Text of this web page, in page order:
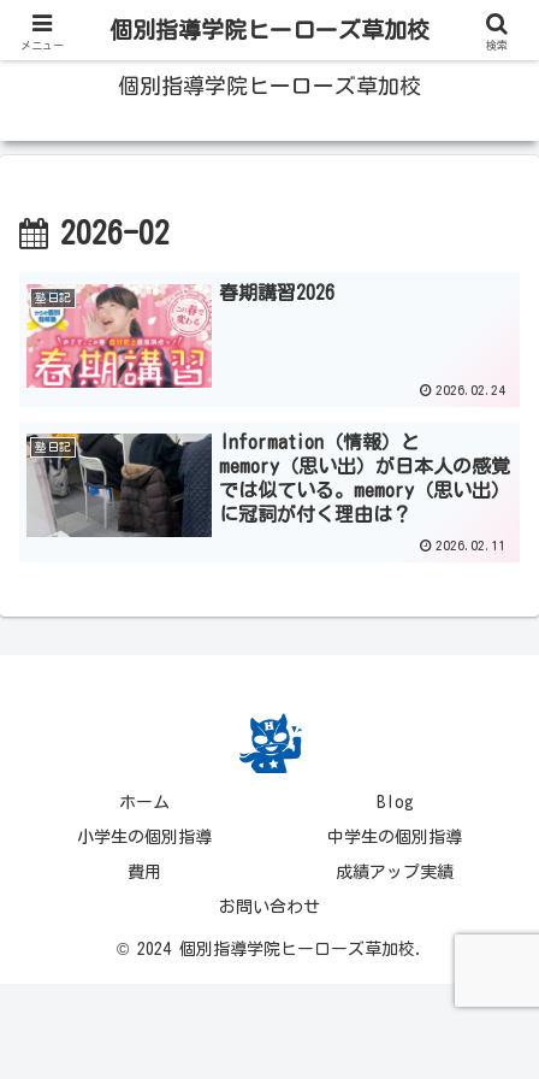
100人いたら100人の成績をあげる草加の個別指導塾
個別指導学院ヒーローズ草加校
2026-02
塾日記 春期講習2026
2026.02.24
塾日記
Information（情報）と
memory（思い出）が日本人の感覚
では似ている。memory（思い出）
に冠詞が付く理由は？
2026.02.11
ホーム Blog
小学生の個別指導 中学生の個別指導
費用 成績アップ実績
お問い合わせ
© 2024 個別指導学院ヒーローズ草加校.
メニュー
個別指導学院ヒーローズ草加校
検索